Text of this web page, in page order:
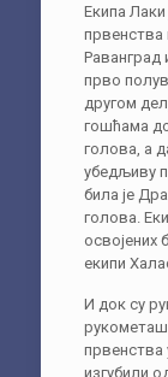
Екипа
првенства
Раванград
прво
другом
гошћама
голова, а
убедљиву
била је
голова.
освојених
екипи
И док су
првенства
изгубили